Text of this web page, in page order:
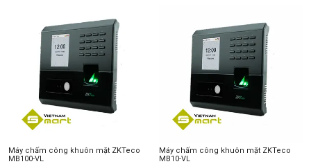
Máy chấm công khuôn mặt ZKTeco
MB100-VL
Máy chấm công khuôn mặt ZKTeco
MB10-VL